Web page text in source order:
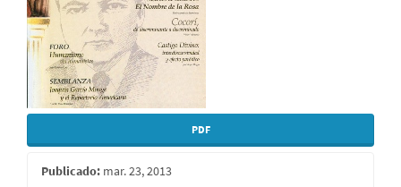
PDF
Publicado: mar. 23, 2013